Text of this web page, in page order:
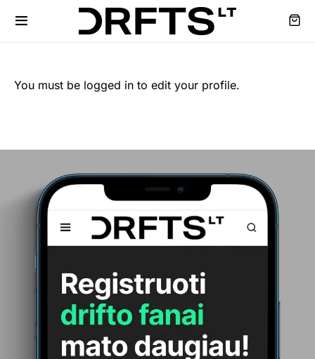
You must be logged in to edit your profile.